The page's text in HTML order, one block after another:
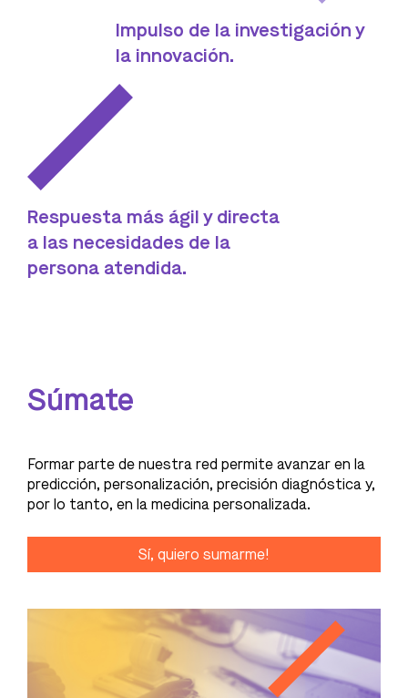
Impulso de la investigación y
la innovación.
Respuesta más ágil y directa
a las necesidades de la
persona atendida.
Súmate
Formar parte de nuestra red permite avanzar en la
predicción, personalización, precisión diagnóstica y,
por lo tanto, en la medicina personalizada.
Sí, quiero sumarme!